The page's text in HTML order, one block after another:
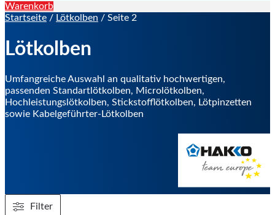
Warenkorb
Startseite / Lötkolben / Seite 2
Lötkolben
Umfangreiche Auswahl an qualitativ hochwertigen,
passenden Standartlötkolben, Microlötkolben,
Hochleistungslötkolben, Stickstofflötkolben, Lötpinzetten
sowie Kabelgeführter-Lötkolben
Filter